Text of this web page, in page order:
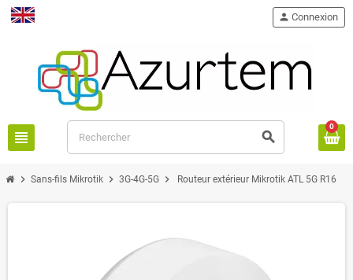
view_headline search
English person Connexion
0
chevron_right Sans-fils Mikrotik chevron_right 3G-4G-5G chevron_right Routeur extérieur Mikrotik ATL 5G R16